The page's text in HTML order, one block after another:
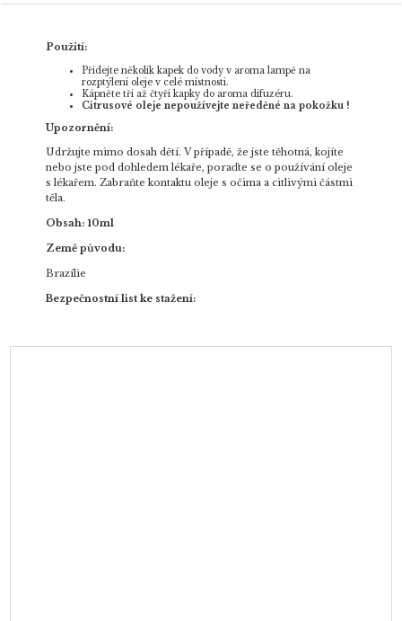
Použití:
Přidejte několik kapek do vody v aroma lampě na
rozptýlení oleje v celé místnosti.
Kápněte tři až čtyři kapky do aroma difuzéru.
Citrusové oleje nepoužívejte neředěné na pokožku !
Upozornění:
Udržujte mimo dosah dětí. V případě, že jste těhotná, kojíte
nebo jste pod dohledem lékaře, poraďte se o používání oleje
s lékařem. Zabraňte kontaktu oleje s očima a citlivými částmi
těla.
Obsah: 10ml
Země původu:
Brazílie
Bezpečnostní list ke stažení: